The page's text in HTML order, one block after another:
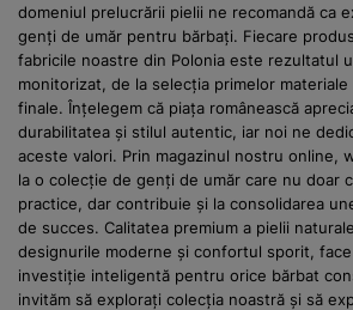
domeniul prelucrării pielii ne recomandă ca
genți de umăr pentru bărbați. Fiecare
fabricile noastre din Polonia este rezultatul
monitorizat, de la selecția primelor materiale
finale. Înțelegem că piața românească
durabilitatea și stilul autentic, iar noi ne
aceste valori. Prin magazinul nostru online,
la o colecție de genți de umăr care nu doar
practice, dar contribuie și la consolidarea
de succes. Calitatea premium a pielii
designurile moderne și confortul sporit,
investiție inteligentă pentru orice bărbat
invităm să explorați colecția noastră și să